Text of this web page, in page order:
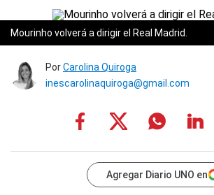
Mourinho volverá a dirigir el Real Madrid.
PorCarolina Quiroga
inescarolinaquiroga@gmail.com
Agregar Diario UNO en